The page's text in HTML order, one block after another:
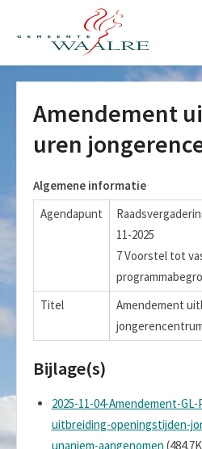
Amendement
uren
Algemene informatie
Agendapunt
11-2025
7 Voorstel tot
Titel
Amendement
Bijlage(s)
2025-11-04-Amendement-GL-
uitbreiding-openingstijden-
unaniem-aangenomen